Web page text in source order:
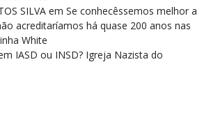
SILVA em Se conhecêssemos melhor a
acreditaríamos há quase 200 anos nas
White
IASD ou INSD? Igreja Nazista do